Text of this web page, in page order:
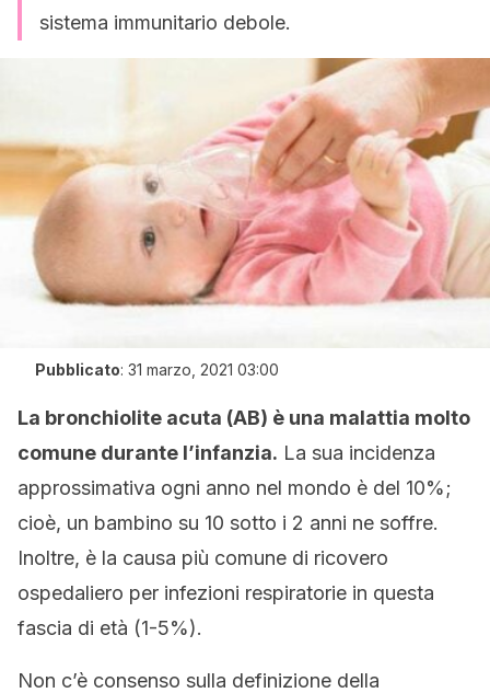
sistema immunitario debole.
Pubblicato: 31 marzo, 2021 03:00
La bronchiolite acuta (AB) è una malattia molto
comune durante l’infanzia. La sua incidenza
approssimativa ogni anno nel mondo è del 10%;
cioè, un bambino su 10 sotto i 2 anni ne soffre.
Inoltre, è la causa più comune di ricovero
ospedaliero per infezioni respiratorie in questa
fascia di età (1-5%).
Non c’è consenso sulla definizione della